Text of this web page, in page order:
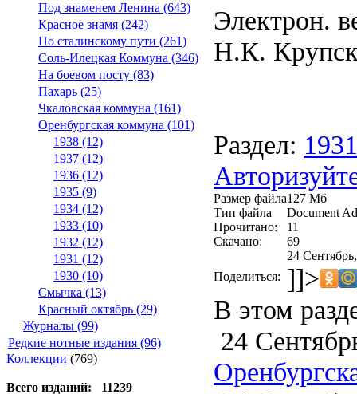
Под знаменем Ленина (643)
Красное знамя (242)
По сталинскому пути (261)
Соль-Илецкая Коммуна (346)
На боевом посту (83)
Пахарь (25)
Чкаловская коммуна (161)
Оренбургская коммуна (101)
1938 (12)
1937 (12)
1936 (12)
1935 (9)
1934 (12)
1933 (10)
1932 (12)
1931 (12)
1930 (10)
Смычка (13)
Красный октябрь (29)
Журналы (99)
Редкие нотные издания (96)
Коллекции (769)
Всего изданий: 11239
Электрон.
Н.К.
Раздел: 1931
Размер файла127 Мб
Тип файла
Document
Прочитано:
11
Скачано:
69
24
Поделиться: ]]>
В этом
24